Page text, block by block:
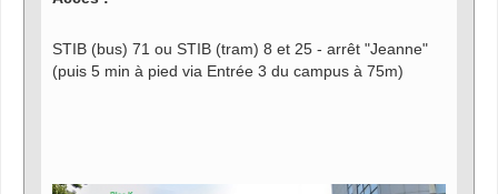
STIB (bus) 71 ou STIB (tram) 8 et 25 - arrêt "Jeanne"
(puis 5 min à pied via Entrée 3 du campus à 75m)